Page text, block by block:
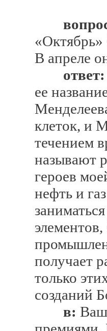
В апреле
ответ:
ее
клеток, и
течением
называют
героев
нефть и
получает
только
созданий
в: